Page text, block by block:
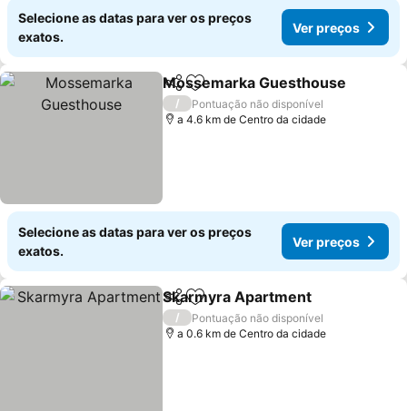
Selecione as datas para ver os preços
exatos.
Ver preços
PartilharAdicionar aos favoritos
Mossemarka Guesthouse
/
Pontuação não disponível
a 4.6 km de Centro da cidade
Selecione as datas para ver os preços
exatos.
Ver preços
PartilharAdicionar aos favoritos
Skarmyra Apartment
/
Pontuação não disponível
a 0.6 km de Centro da cidade